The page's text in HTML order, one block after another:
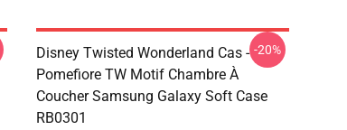
Disney Twisted Wonderland Cas -
Pomefiore TW Motif Chambre À
Coucher Samsung Galaxy Soft Case
RB0301
-20%